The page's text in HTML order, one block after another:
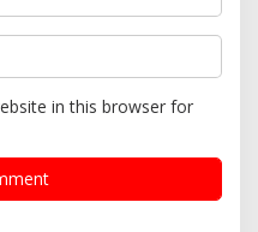
in this browser for